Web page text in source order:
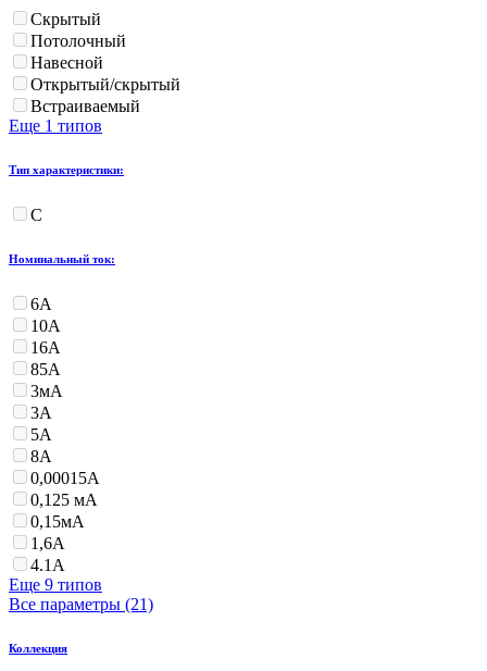
Скрытый
Потолочный
Навесной
Открытый/скрытый
Встраиваемый
Еще 1 типов
Тип характеристики:
С
Номинальный ток:
6А
10А
16А
85А
3мА
3А
5А
8А
0,00015А
0,125 мА
0,15мА
1,6А
4.1А
Еще 9 типов
Все параметры (21)
Коллекция